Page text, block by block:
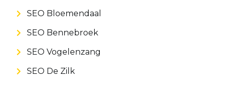
SEO Bloemendaal
SEO Bennebroek
SEO Vogelenzang
SEO De Zilk